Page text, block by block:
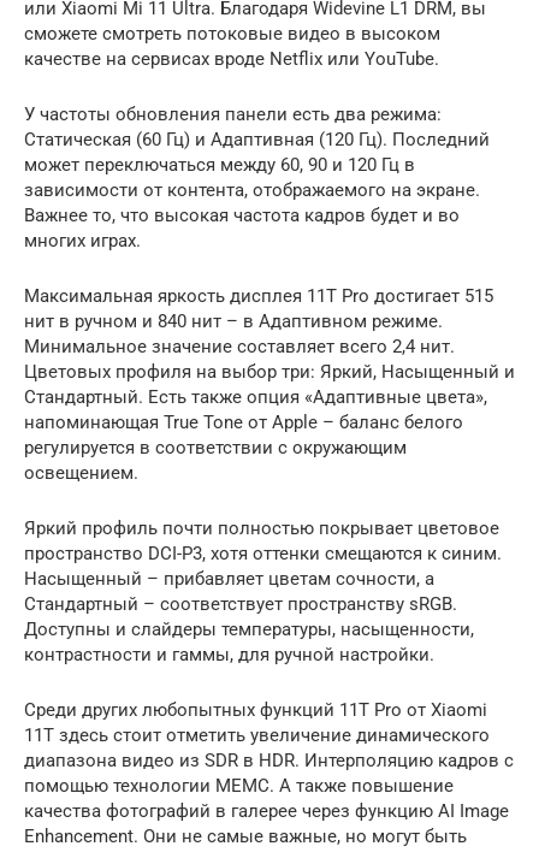
или Xiaomi Mi 11 Ultra. Благодаря Widevine L1 DRM, вы
сможете смотреть потоковые видео в высоком
качестве на сервисах вроде Netflix или YouTube.
У частоты обновления панели есть два режима:
Статическая (60 Гц) и Адаптивная (120 Гц). Последний
может переключаться между 60, 90 и 120 Гц в
зависимости от контента, отображаемого на экране.
Важнее то, что высокая частота кадров будет и во
многих играх.
Максимальная яркость дисплея 11T Pro достигает 515
нит в ручном и 840 нит – в Адаптивном режиме.
Минимальное значение составляет всего 2,4 нит.
Цветовых профиля на выбор три: Яркий, Насыщенный и
Стандартный. Есть также опция «Адаптивные цвета»,
напоминающая True Tone от Apple – баланс белого
регулируется в соответствии с окружающим
освещением.
Яркий профиль почти полностью покрывает цветовое
пространство DCI-P3, хотя оттенки смещаются к синим.
Насыщенный – прибавляет цветам сочности, а
Стандартный – соответствует пространству sRGB.
Доступны и слайдеры температуры, насыщенности,
контрастности и гаммы, для ручной настройки.
Среди других любопытных функций 11T Pro от Xiaomi
11T здесь стоит отметить увеличение динамического
диапазона видео из SDR в HDR. Интерполяцию кадров с
помощью технологии MEMC. А также повышение
качества фотографий в галерее через функцию AI Image
Enhancement. Они не самые важные, но могут быть